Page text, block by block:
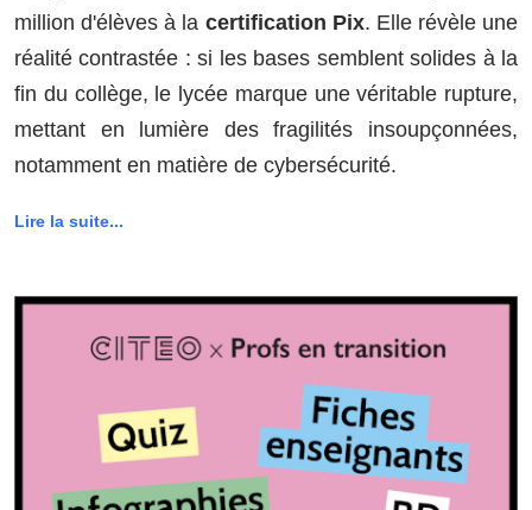
million d'élèves à la certification Pix. Elle révèle une
réalité contrastée : si les bases semblent solides à la
fin du collège, le lycée marque une véritable rupture,
mettant en lumière des fragilités insoupçonnées,
notamment en matière de cybersécurité.
Lire la suite...